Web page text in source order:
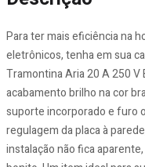
Para ter mais eficiência na
eletrônicos, tenha em sua
Tramontina Aria 20 A 250
acabamento brilho na cor
suporte incorporado e furo
regulagem da placa à
instalação não fica